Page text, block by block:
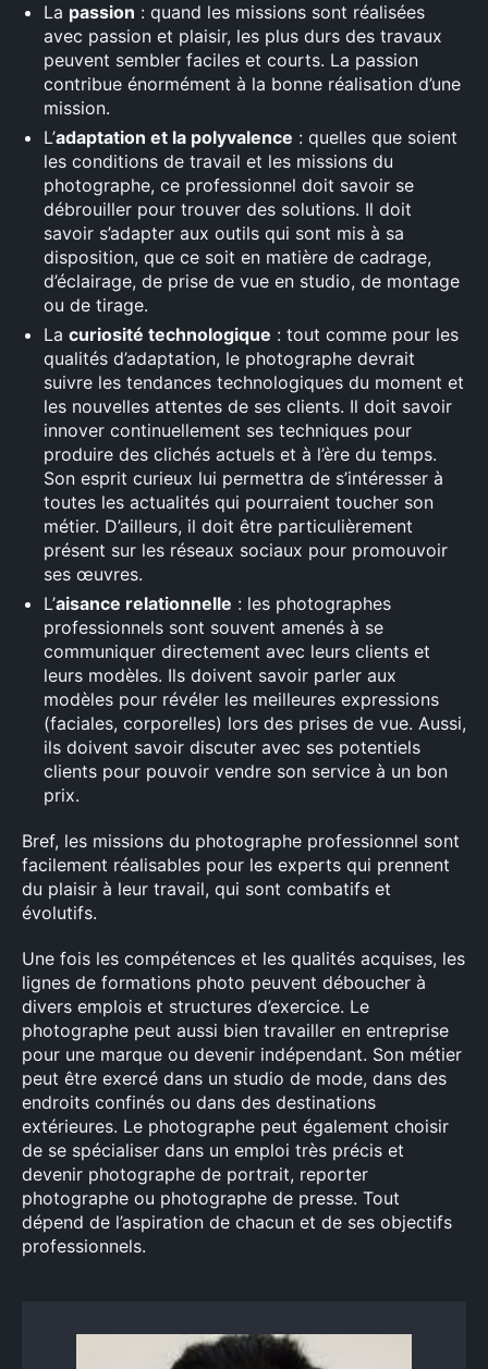
La passion : quand les missions sont réalisées
avec passion et plaisir, les plus durs des travaux
peuvent sembler faciles et courts. La passion
contribue énormément à la bonne réalisation d’une
mission.
L’adaptation et la polyvalence : quelles que soient
les conditions de travail et les missions du
photographe, ce professionnel doit savoir se
débrouiller pour trouver des solutions. Il doit
savoir s’adapter aux outils qui sont mis à sa
disposition, que ce soit en matière de cadrage,
d’éclairage, de prise de vue en studio, de montage
ou de tirage.
La curiosité technologique : tout comme pour les
qualités d’adaptation, le photographe devrait
suivre les tendances technologiques du moment et
les nouvelles attentes de ses clients. Il doit savoir
innover continuellement ses techniques pour
produire des clichés actuels et à l’ère du temps.
Son esprit curieux lui permettra de s’intéresser à
toutes les actualités qui pourraient toucher son
métier. D’ailleurs, il doit être particulièrement
présent sur les réseaux sociaux pour promouvoir
ses œuvres.
L’aisance relationnelle : les photographes
professionnels sont souvent amenés à se
communiquer directement avec leurs clients et
leurs modèles. Ils doivent savoir parler aux
modèles pour révéler les meilleures expressions
(faciales, corporelles) lors des prises de vue. Aussi,
ils doivent savoir discuter avec ses potentiels
clients pour pouvoir vendre son service à un bon
prix.
Bref, les missions du photographe professionnel sont
facilement réalisables pour les experts qui prennent
du plaisir à leur travail, qui sont combatifs et
évolutifs.
Une fois les compétences et les qualités acquises, les
lignes de formations photo peuvent déboucher à
divers emplois et structures d’exercice. Le
photographe peut aussi bien travailler en entreprise
pour une marque ou devenir indépendant. Son métier
peut être exercé dans un studio de mode, dans des
endroits confinés ou dans des destinations
extérieures. Le photographe peut également choisir
de se spécialiser dans un emploi très précis et
devenir photographe de portrait, reporter
photographe ou photographe de presse. Tout
dépend de l’aspiration de chacun et de ses objectifs
professionnels.